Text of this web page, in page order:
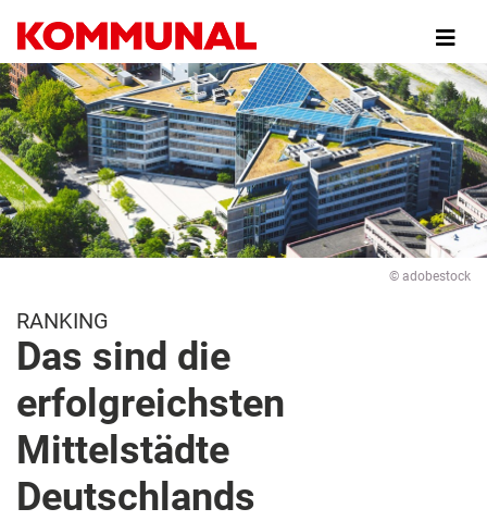
zum
Inhalt
© adobestock
RANKING
Das sind die
erfolgreichsten
Mittelstädte
Deutschlands